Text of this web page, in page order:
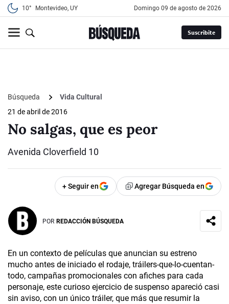
10° Montevideo, UY domingo 09 de agosto de 2026
Suscribite
Búsqueda
Vida Cultural
21 de abril de 2016
No salgas, que es peor
Avenida Cloverfield 10
+ Seguir en Agregar Búsqueda en
POR REDACCIÓN BÚSQUEDA
En un contexto de películas que anuncian su estreno
mucho antes de iniciado el rodaje, tráilers-que-lo-cuentan-
todo, campañas promocionales con afiches para cada
personaje, este curioso ejercicio de suspenso apareció casi
sin aviso, con un único tráiler, que más que resumir la